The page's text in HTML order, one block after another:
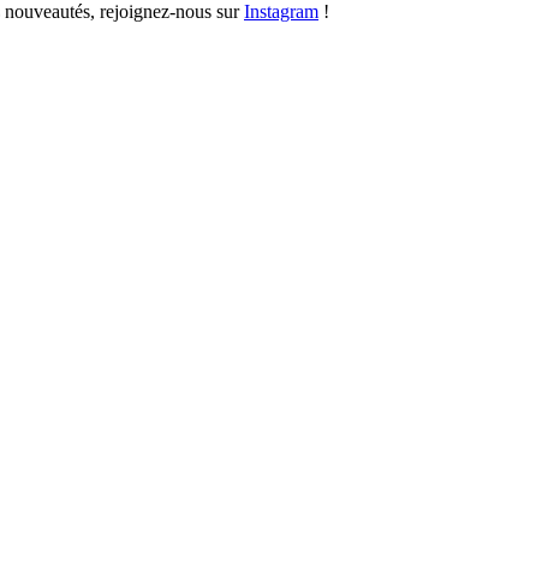
rejoignez-nous surInstagram !